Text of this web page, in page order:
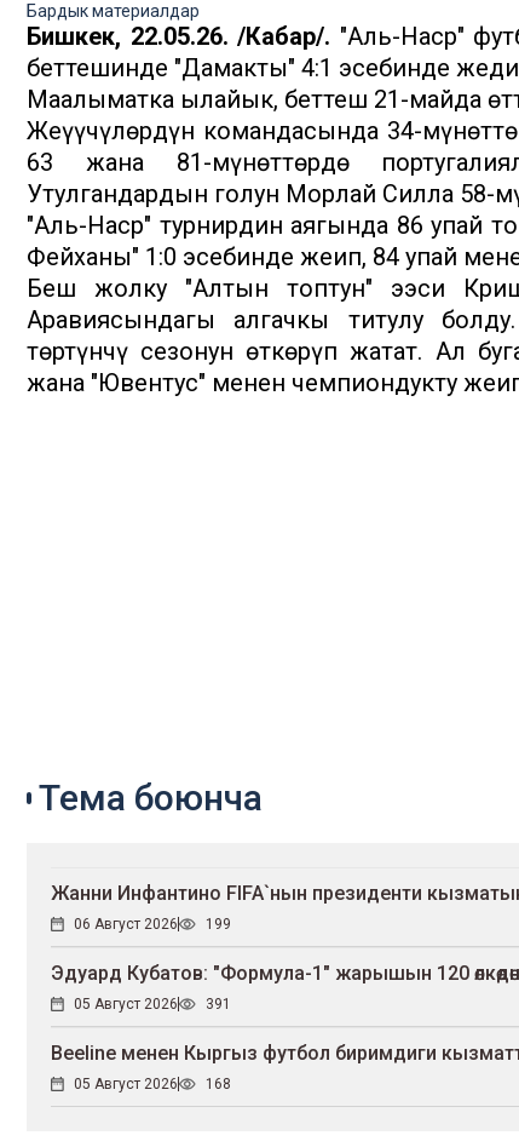
Бардык материалдар
Бишкек, 22.05.26. /Кабар/. "Аль-Наср"
беттешинде "Дамакты" 4:1 эсебинде
Маалыматка ылайык, беттеш 21-майда
Жеңүүчүлөрдүн командасында 34-
63 жана 81-мүнөттөрдө
Утулгандардын голун Морлай Силла 58-
"Аль-Наср" турнирдин аягында 86 упай
Фейханы" 1:0 эсебинде жеңип, 84 упай
Беш жолку "Алтын топтун" ээси
Аравиясындагы алгачкы титулу
төртүнчү сезонун өткөрүп жатат. Ал
жана "Ювентус" менен чемпиондукту
Тема боюнча
Жанни Инфантино FIFA`нын президенти
06 Август 2026 199
Эдуард Кубатов: "Формула-1" жарышын 120
05 Август 2026 391
Beeline менен Кыргыз футбол биримдиги
05 Август 2026 168